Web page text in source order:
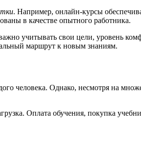
. Например, онлайн-курсы
в качестве опытного работника.
учитывать свои цели, уровень
маршрут к новым знаниям.
человека. Однако, несмотря на
Оплата обучения, покупка